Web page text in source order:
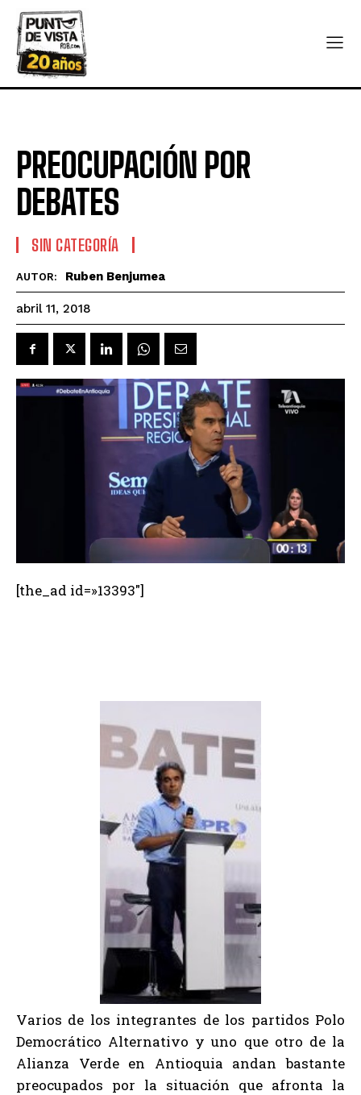
PREOCUPACIÓN POR
DEBATES
SIN CATEGORÍA
AUTOR: Ruben Benjumea
abril 11, 2018
[the_ad id=»13393″]
Varios de los integrantes de los partidos Polo
Democrático Alternativo y uno que otro de la
Alianza Verde en Antioquia andan bastante
preocupados por la situación que afronta la